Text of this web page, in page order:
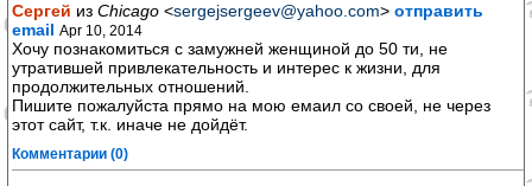
Сергей из Chicago <sergejsergeev@yahoo.com> отправить
email Apr 10, 2014
Хочу познакомиться с замужней женщиной до 50 ти, не
утратившей привлекательность и интерес к жизни, для
продолжительных отношений.
Пишите пожалуйста прямо на мою емаил со своей, не через
этот сайт, т.к. иначе не дойдёт.
Комментарии (0)